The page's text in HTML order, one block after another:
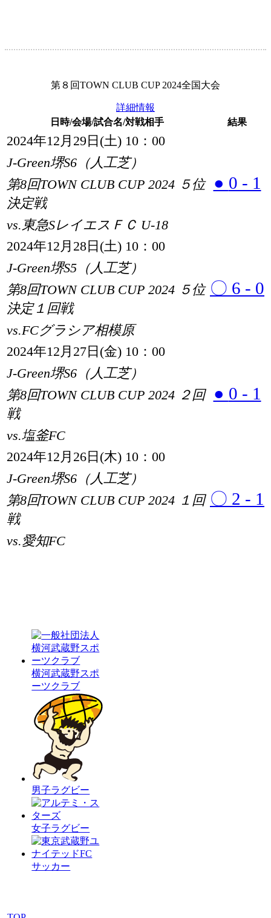
第８回TOWN CLUB CUP 2024全国大会
詳細情報
日時/会場/試合名/対戦相手 結果
2024年12月29日(土) 10：00
J-Green堺S6（人工芝）
第8回TOWN CLUB CUP 2024 ５位
決定戦
vs.東急SレイエスＦＣ U-18
● 0 - 1
2024年12月28日(土) 10：00
J-Green堺S5（人工芝）
第8回TOWN CLUB CUP 2024 ５位
決定１回戦
vs.FCグラシア相模原
〇 6 - 0
2024年12月27日(金) 10：00
J-Green堺S6（人工芝）
第8回TOWN CLUB CUP 2024 ２回
戦
vs.塩釜FC
● 0 - 1
2024年12月26日(木) 10：00
J-Green堺S6（人工芝）
第8回TOWN CLUB CUP 2024 １回
戦
vs.愛知FC
〇 2 - 1
横河武蔵野スポ
ーツクラブ
男子ラグビー
女子ラグビー
サッカー